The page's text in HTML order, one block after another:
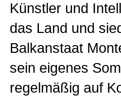
Künstler und
das Land und
Balkanstaat
sein eigenes
regelmäßig auf